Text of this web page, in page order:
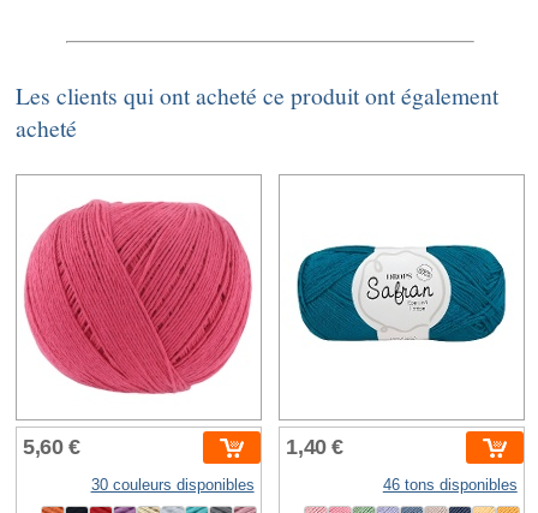
Les clients qui ont acheté ce produit ont également
acheté
5,60 €
30 couleurs disponibles
1,40 €
46 tons disponibles